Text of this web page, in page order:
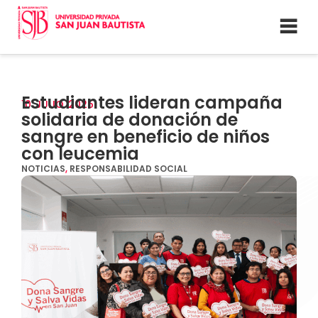
10 JULIO 2025
Estudiantes lideran campaña
solidaria de donación de
sangre en beneficio de niños
con leucemia
NOTICIAS, RESPONSABILIDAD SOCIAL